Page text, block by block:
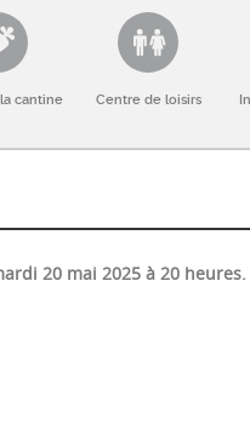
cantine Centre de loisirs
20 mai 2025 à 20 heures.